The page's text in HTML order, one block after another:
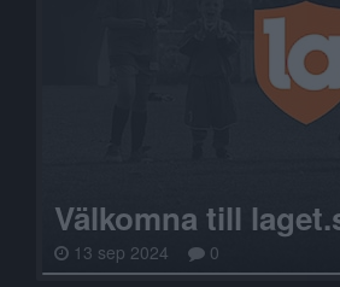
13 sep 2024 0